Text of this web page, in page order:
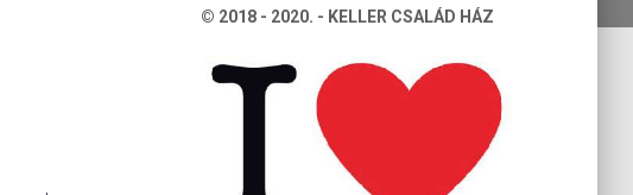
© 2018 - 2020. - KELLER CSALÁD HÁZ